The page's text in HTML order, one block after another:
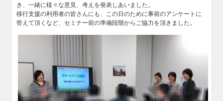
き、一緒に様々な意見、考えを発表しあいました。
移行支援の利用者の皆さんにも、この日のために事前のアンケートに
答えて頂くなど、セミナー前の準備段階からご協力を頂きました。